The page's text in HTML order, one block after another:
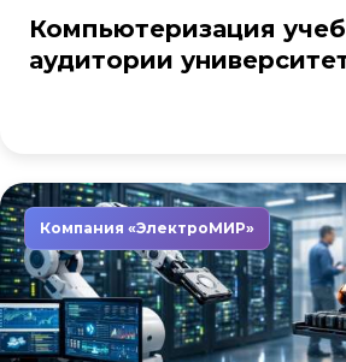
Компьютеризация
аудитории
Компания «ЭлектроМИР»